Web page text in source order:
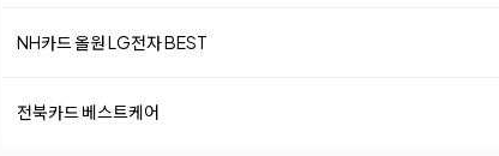
NH카드 올원 LG전자 BEST
전북카드 베스트케어